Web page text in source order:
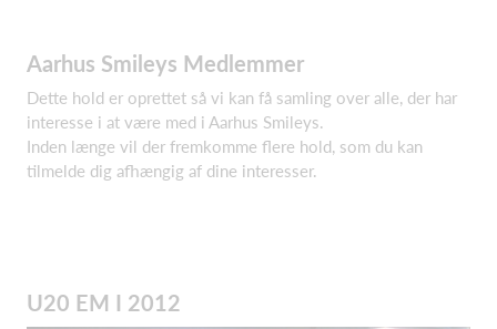
Aarhus Smileys Medlemmer
Dette hold er oprettet så vi kan få samling over alle, der har
interesse i at være med i Aarhus Smileys.
Inden længe vil der fremkomme flere hold, som du kan
tilmelde dig afhængig af dine interesser.
U20 EM I 2012